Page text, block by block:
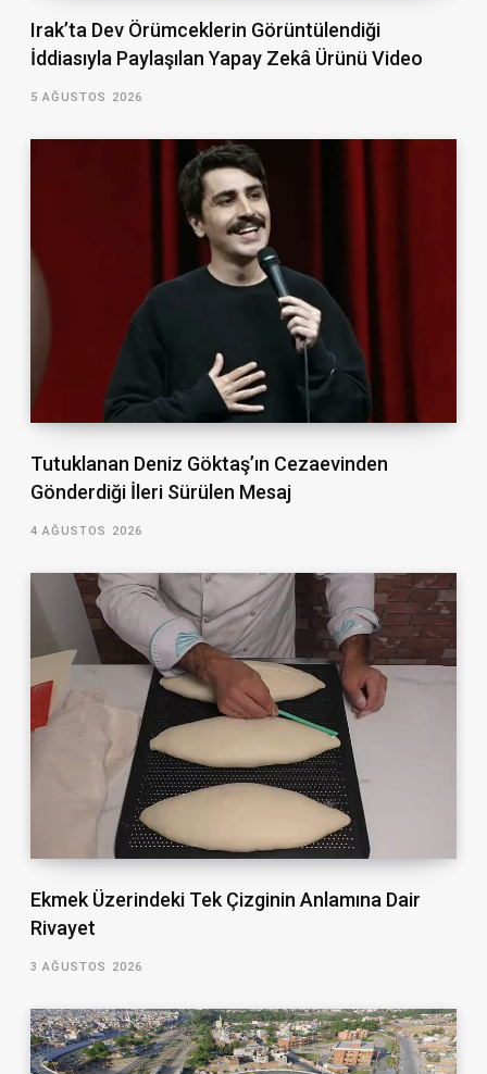
Irak’ta Dev Örümceklerin Görüntülendiği
İddiasıyla Paylaşılan Yapay Zekâ Ürünü Video
5 AĞUSTOS 2026
Tutuklanan Deniz Göktaş’ın Cezaevinden
Gönderdiği İleri Sürülen Mesaj
4 AĞUSTOS 2026
Ekmek Üzerindeki Tek Çizginin Anlamına Dair
Rivayet
3 AĞUSTOS 2026